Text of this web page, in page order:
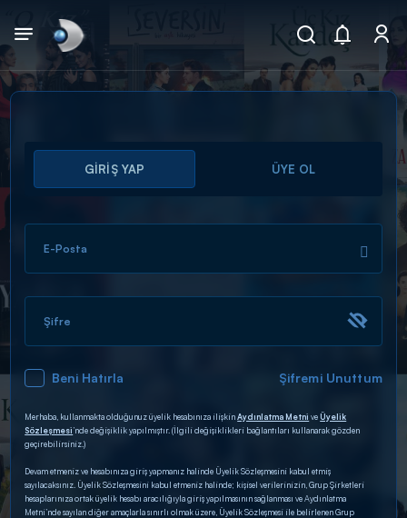
Arama
ARAMA SONUÇLARI
DİĞER SONUÇLAR
GİRİŞ YAP ÜYE OL
E-Posta
Şifre
Beni Hatırla Şifremi Unuttum
Merhaba, kullanmakta olduğunuz üyelik hesabınıza ilişkinAydınlatma Metni veÜyelik
Sözleşmesi’nde değişiklik yapılmıştır. (İlgili değişiklikleri bağlantıları kullanarak gözden
geçirebilirsiniz.)
Devam etmeniz ve hesabınıza giriş yapmanız halinde Üyelik Sözleşmesini kabul etmiş
sayılacaksınız. Üyelik Sözleşmesini kabul etmeniz halinde; kişisel verilerinizin, Grup Şirketleri
hesaplarınıza ortak üyelik hesabı aracılığıyla giriş yapılmasının sağlanması ve Aydınlatma
Metni’nde sayılan diğer amaçlarla sınırlı olmak üzere, Üyelik Sözleşmesi ile belirlenen Grup